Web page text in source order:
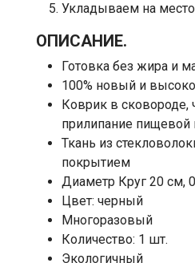
Укладываем на
ОПИСАНИЕ.
Готовка без жира и
100% новый и
Коврик в сковороде,
прилипание пищевой
Ткань из
покрытием
Диаметр Круг 20 см,
Цвет: черный
Многоразовый
Количество: 1 шт.
Экологичный